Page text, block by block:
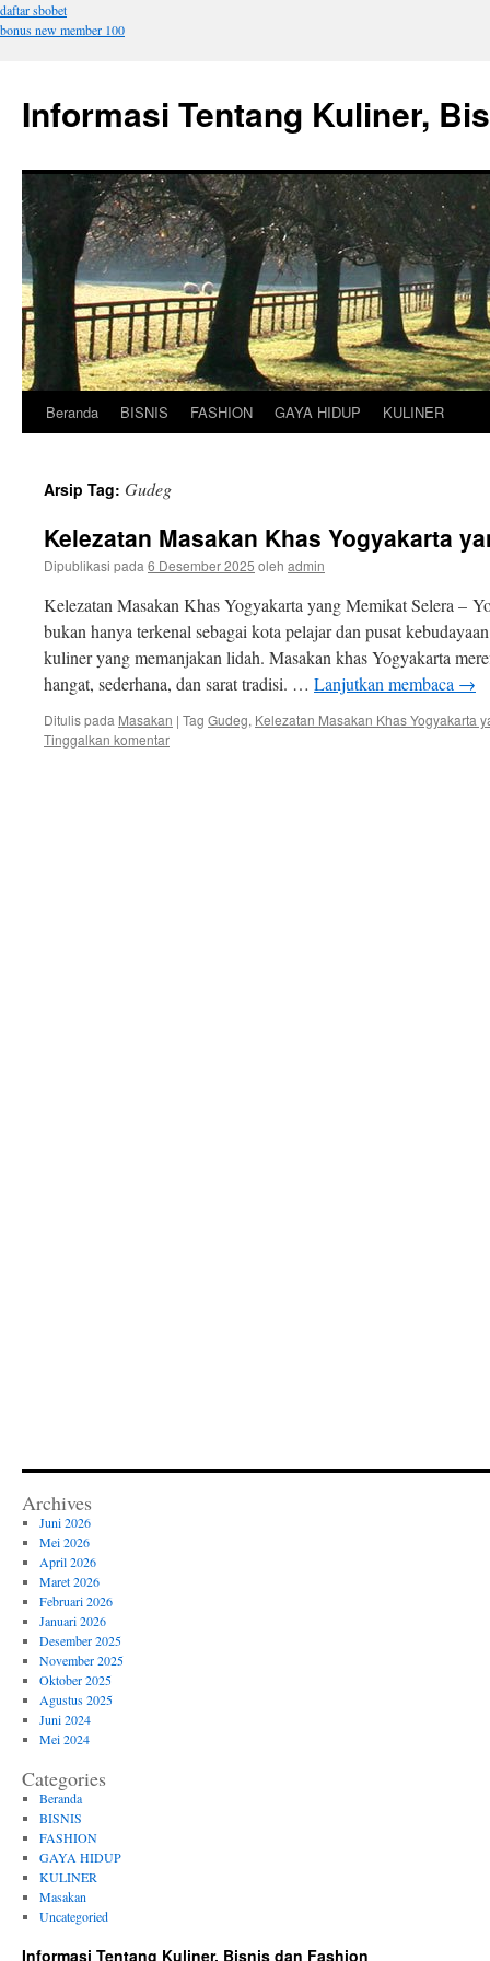
daftar sbobet
bonus new member 100
Informasi Tentang Kuliner,
Langsung
Beranda BISNIS FASHION GAYA HIDUP KULINER
Arsip Tag: Gudeg
Kelezatan Masakan Khas Yogyakarta
Dipublikasi pada 6 Desember 2025 oleh admin
Kelezatan Masakan Khas Yogyakarta yang Memikat Selera –
bukan hanya terkenal sebagai kota pelajar dan pusat
kuliner yang memanjakan lidah. Masakan khas Yogyakarta
hangat, sederhana, dan sarat tradisi. … Lanjutkan membaca →
Ditulis pada Masakan | Tag Gudeg, Kelezatan Masakan Khas Yogyakarta
Tinggalkan komentar
Archives
Juni 2026
Mei 2026
April 2026
Maret 2026
Februari 2026
Januari 2026
Desember 2025
November 2025
Oktober 2025
Agustus 2025
Juni 2024
Mei 2024
Categories
Beranda
BISNIS
FASHION
GAYA HIDUP
KULINER
Masakan
Uncategoried
Informasi Tentang Kuliner, Bisnis dan Fashion